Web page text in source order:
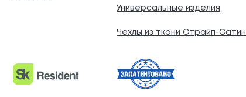
Универсальные изделия
Чехлы из ткани Страйп-Сатин